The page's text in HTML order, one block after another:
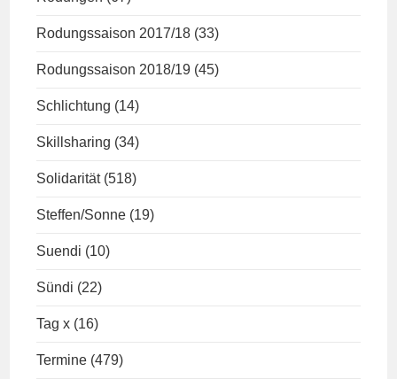
Rodungssaison 2017/18 (33)
Rodungssaison 2018/19 (45)
Schlichtung (14)
Skillsharing (34)
Solidarität (518)
Steffen/Sonne (19)
Suendi (10)
Sündi (22)
Tag x (16)
Termine (479)